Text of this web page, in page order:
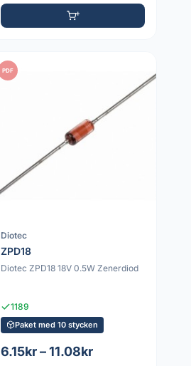
PDF
Diotec
ZPD18
Diotec ZPD18 18V 0.5W Zenerdiod
1189
Paket med 10 stycken
6.15kr – 11.08kr